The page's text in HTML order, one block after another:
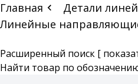
Главная
Детали
Линейные
Расширенный поиск [
Найти товар по